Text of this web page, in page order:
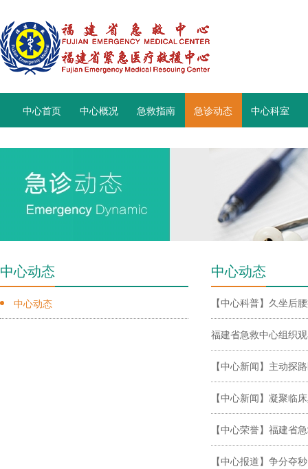
中心首页 中心概况 急救指南 急诊动态 中心科室
中心动态
中心动态
中心动态
【中心科普】久坐后
福建省急救中心组织
【中心新闻】主动探
【中心新闻】凝聚
【中心荣誉】福建省
【中心报道】争分